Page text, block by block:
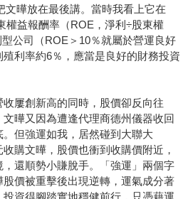
文曄放在最後講。當時我看上它在
權益報酬率（ROE，淨利÷股東權
公司（ROE＞10％就屬於營運良好
利率約6％，應當是良好的財務投資
屢創新高的同時，股價卻反向往
曄又因為遭逢代理商德州儀器收回
但強運如我，居然碰到大聯大
收購文曄，股價也衝到收購價附近，
還順勢小賺脫手。「強運」兩個字
價被重擊後出現逆轉，運氣成分著